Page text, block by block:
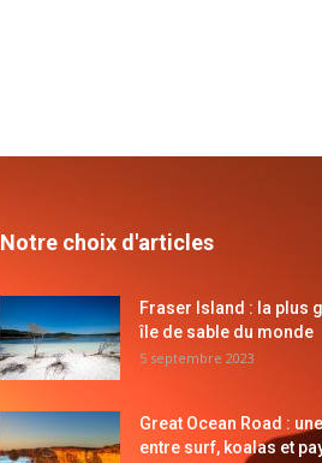
Notre choix d'articles
Fraser Island : la plus
île de sable du monde
5 septembre 2023
Great Ocean Road :
entre surf, koalas et